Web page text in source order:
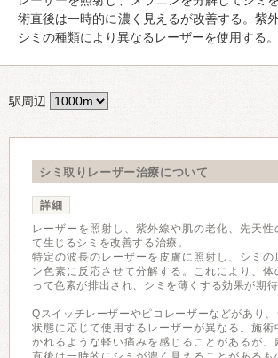
術直後は一時的に濃く見えるが改善する。紫
シミの種類により異なるレーザーを使用する。
駅周辺
シミ取りレーザー治療について
詳細
レーザーを照射し、紫外線や肌の老化、先天性
て生じるシミを改善する治療。
特定の波長のレーザーを皮膚に照射し、シミの
ン色素に反応させて分解する。これにより、体
って色素が排出され、シミを薄くする効果が期待
Qスイッチレーザーやピコレーザーなどがあり
状態に応じて使用するレーザーが異なる。施術
かれるような軽い痛みを感じることがあるが、